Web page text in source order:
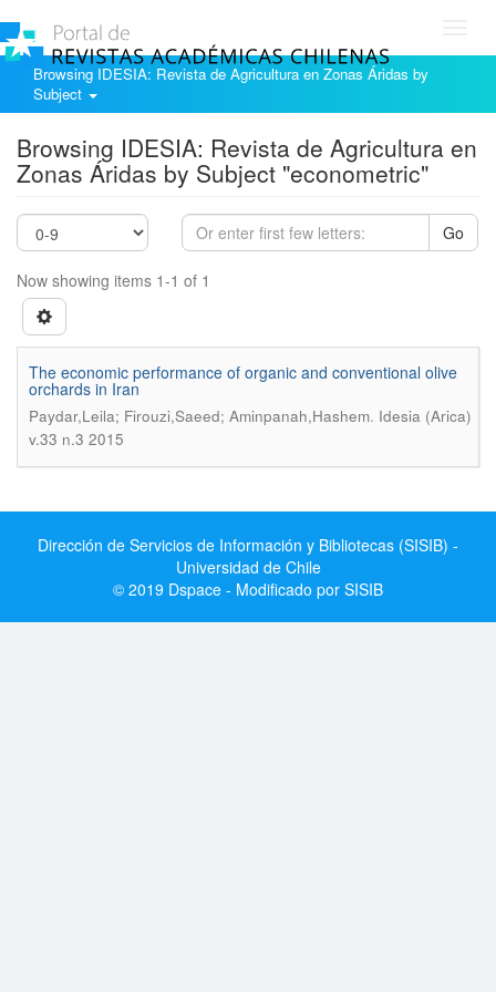
Browsing IDESIA: Revista de Agricultura en Zonas Áridas by
Subject
Browsing IDESIA: Revista de Agricultura en
Zonas Áridas by Subject "econometric"
Go
Now showing items 1-1 of 1
The economic performance of organic and conventional olive
orchards in Iran
Paydar,Leila; Firouzi,Saeed; Aminpanah,Hashem. Idesia (Arica)
v.33 n.3 2015
Dirección de Servicios de Información y Bibliotecas (SISIB) -
Universidad de Chile
© 2019 Dspace - Modificado por SISIB